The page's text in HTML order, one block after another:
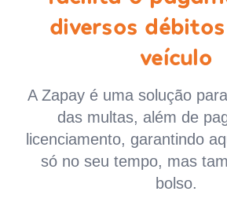
diversos
veículo
A Zapay é uma solução
das multas, além de
licenciamento, garantindo
só no seu tempo, mas
bolso.